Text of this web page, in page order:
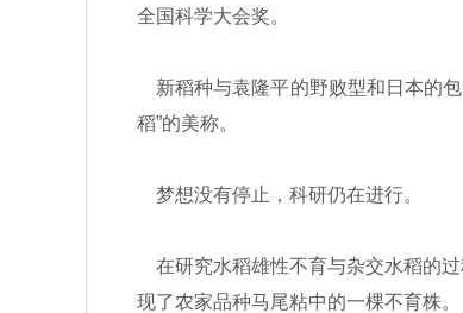
全国科学大会奖。
新稻种与袁隆平的野败型和日本的包
稻”的美称。
梦想没有停止，科研仍在进行。
在研究水稻雄性不育与杂交水稻的
现了农家品种马尾粘中的一棵不育株。